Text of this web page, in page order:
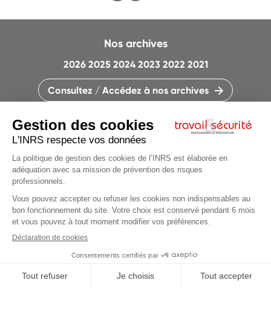
Articles du
CONTACTEZ LA RÉDACTION
QUI SOMMES-NOUS ?
PLAN DU SITE
PARAMÈTRES DES COOKIES
CHARTE DES COOKIES ET TRACEURS
Nos archives
2026 2025 2024 2023 2022 2021
Consultez / Accédez à nos archives